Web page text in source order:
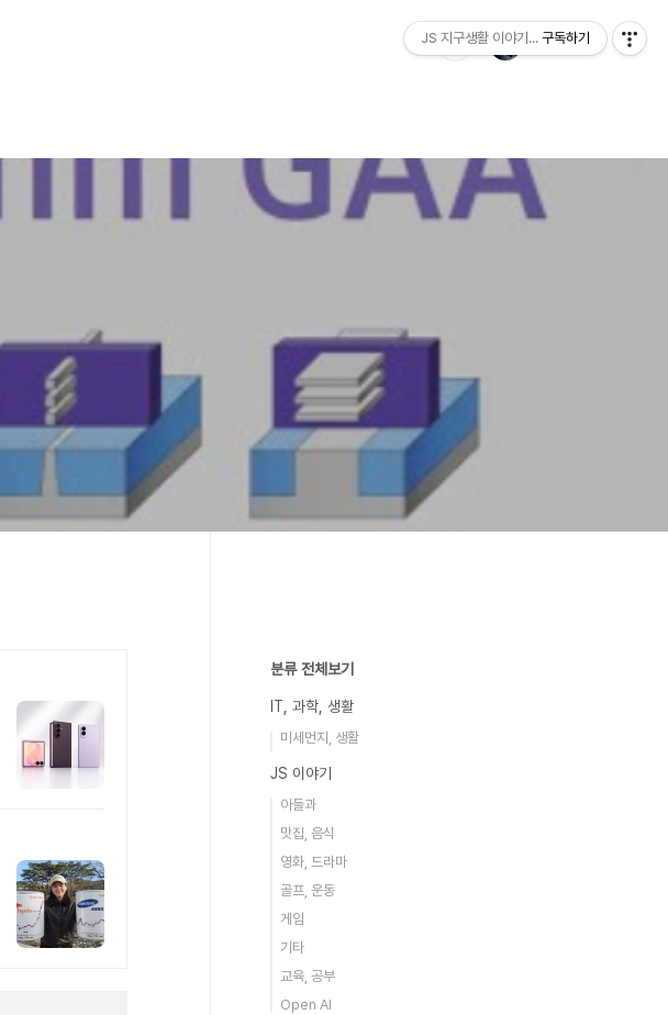
분류 전체보기
IT, 과학, 생활
미세먼지, 생활
JS 이야기
아들과
맛집, 음식
영화, 드라마
골프, 운동
게임
기타
교육, 공부
Open AI
JS 지구생활 이야기... 구독하기